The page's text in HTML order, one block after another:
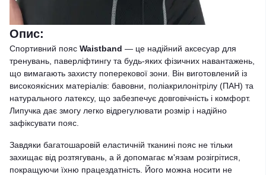
Опис:
Спортивний пояс Waistband — це надійний аксесуар для
тренувань, паверліфтингу та будь-яких фізичних навантажень,
що вимагають захисту поперекової зони. Він виготовлений із
високоякісних матеріалів: бавовни, поліакрилонітрілу (ПАН) та
натурального латексу, що забезпечує довговічність і комфорт.
Липучка дає змогу легко відрегулювати розмір і надійно
зафіксувати пояс.
Завдяки багатошаровій еластичній тканині пояс не тільки
захищає від розтягувань, а й допомагає м'язам розігрітися,
покращуючи їхню працездатність. Його можна носити не